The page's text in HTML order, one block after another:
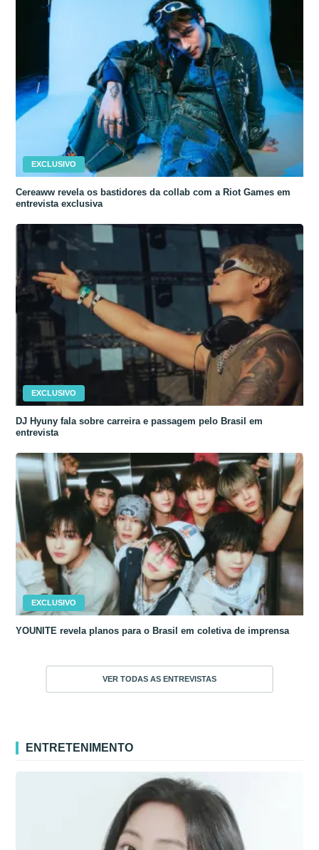
EXCLUSIVO
Cereaww revela os bastidores da collab com a Riot Games em
entrevista exclusiva
EXCLUSIVO
DJ Hyuny fala sobre carreira e passagem pelo Brasil em
entrevista
EXCLUSIVO
YOUNITE revela planos para o Brasil em coletiva de imprensa
VER TODAS AS ENTREVISTAS
ENTRETENIMENTO